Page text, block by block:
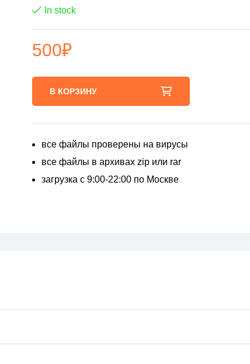
In stock
500₽
В КОРЗИНУ
все файлы проверены на вирусы
все файлы в архивах zip или rar
загрузка с 9:00-22:00 по Москве